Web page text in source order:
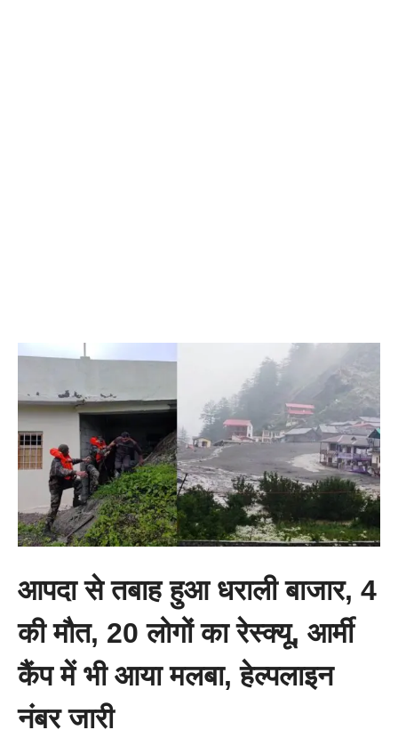
आपदा से तबाह हुआ धराली बाजार, 4
की मौत, 20 लोगों का रेस्क्यू, आर्मी
कैंप में भी आया मलबा, हेल्पलाइन
नंबर जारी